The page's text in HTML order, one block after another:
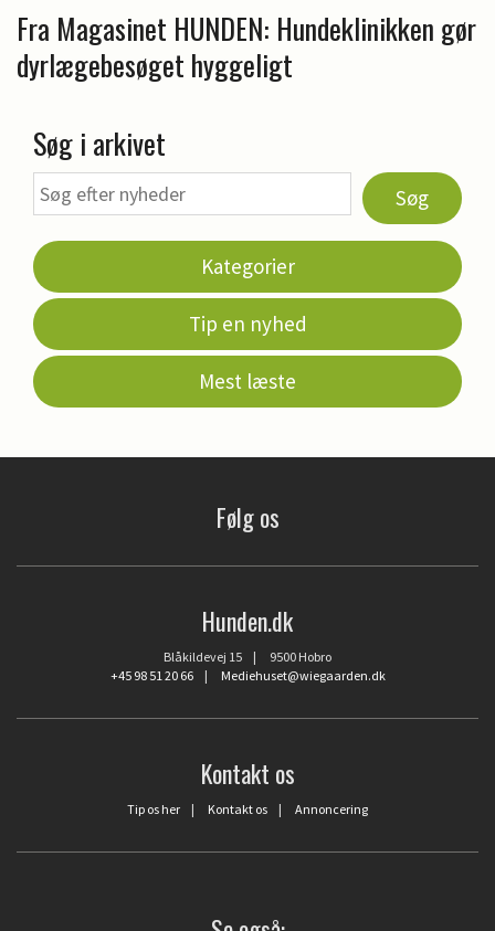
Fra Magasinet HUNDEN: Hundeklinikken gør
dyrlægebesøget hyggeligt
Søg i arkivet
Søg
Kategorier
Tip en nyhed
Mest læste
Følg os
Hunden.dk
Blåkildevej 15 | 9500 Hobro
+45 98 51 20 66| Mediehuset@wiegaarden.dk
Kontakt os
Tip os her | Kontakt os | Annoncering